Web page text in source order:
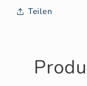
Teilen